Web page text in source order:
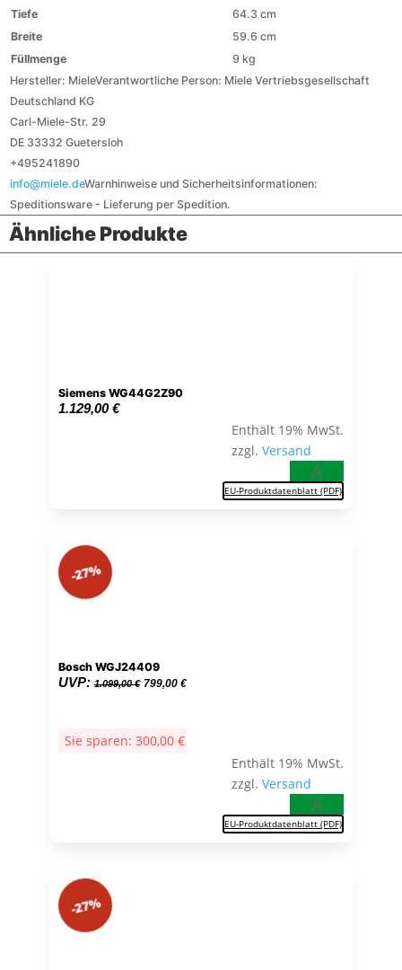
Tiefe
64.3 cm
Breite
59.6 cm
Füllmenge
9 kg
Hersteller: MieleVerantwortliche Person: Miele Vertriebsgesellschaft
Deutschland KG
Carl-Miele-Str. 29
DE 33332 Guetersloh
+495241890
info@miele.deWarnhinweise und Sicherheitsinformationen:
Speditionsware - Lieferung per Spedition.
Ähnliche Produkte
Siemens WG44G2Z90
1.129,00€
Enthält 19% MwSt.
zzgl.Versand
A
EU-Produktdatenblatt (PDF)
Bosch WGJ24409
UVP: 1.099,00€ Ursprünglicher
1.099,00 €
799,00 €Aktueller
Sie sparen: 300,00 €
Enthält 19% MwSt.
zzgl.Versand
A
EU-Produktdatenblatt (PDF)
-27%
-27%